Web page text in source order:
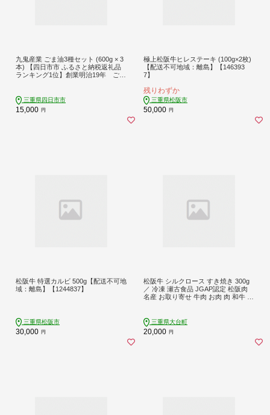
九鬼産業 ごま油3種セット (600g × 3
本) 【四日市市 ふるさと納税返礼品
ランキング1位】創業明治19年 ごま
3種セット 600g 3本セット ゴマ油 胡
麻油 ごま油 ドレッシング 調味料 料
理 お祝い 贈答品 贈り物 ギフト ミシ
三重県四日市市
15,000 円
極上松阪牛ヒレステーキ (100g×2枚)
【配送不可地域：離島】【146393
7】
残りわずか
三重県松阪市
50,000 円
松阪牛 特選カルビ 500g【配送不可地
域：離島】【1244837】
三重県松阪市
30,000 円
松阪牛 シルクロース すき焼き 300g
／ 冷凍 瀬古食品 JGAP認定 松阪肉
名産 お取り寄せ 牛肉 お肉 肉 和牛 黒
地直送 松阪 牛 ロース 肩ロース すき
焼き用 三重県 大台町 (0048)
三重県大台町
20,000 円